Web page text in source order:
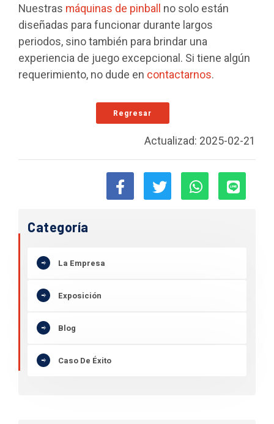
Categoría
La Empresa
Exposición
Blog
Caso De Éxito
Nuestras máquinas de pinball no solo están
diseñadas para funcionar durante largos
periodos, sino también para brindar una
experiencia de juego excepcional. Si tiene algún
requerimiento, no dude en contactarnos.
Regresar
Actualizad: 2025-02-21